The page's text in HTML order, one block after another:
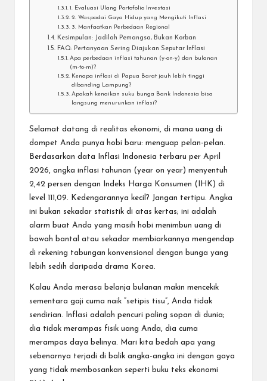
1. Evaluasi Ulang Portofolio Investasi
2. Waspadai Gaya Hidup yang Mengikuti Inflasi
3. Manfaatkan Perbedaan Regional
Kesimpulan: Jadilah Pemangsa, Bukan Korban
FAQ: Pertanyaan Sering Diajukan Seputar Inflasi
Apa perbedaan inflasi tahunan (y-on-y) dan bulanan
(m-to-m)?
Kenapa inflasi di Papua Barat jauh lebih tinggi
dibanding Lampung?
Apakah kenaikan suku bunga Bank Indonesia bisa
langsung menurunkan inflasi?
Selamat datang di realitas ekonomi, di mana uang di
dompet Anda punya hobi baru: menguap pelan-pelan.
Berdasarkan data
Inflasi Indonesia terbaru per April
2026, angka inflasi tahunan (year on year) menyentuh
2,42 persen dengan Indeks Harga Konsumen (IHK) di
level 111,09. Kedengarannya kecil? Jangan tertipu. Angka
ini bukan sekadar statistik di atas kertas; ini adalah
alarm buat Anda yang masih hobi menimbun uang di
bawah bantal atau sekadar membiarkannya mengendap
di rekening tabungan konvensional dengan bunga yang
lebih sedih daripada drama Korea.
Kalau Anda merasa belanja bulanan makin mencekik
sementara gaji cuma naik “setipis tisu”, Anda tidak
sendirian. Inflasi adalah pencuri paling sopan di dunia;
dia tidak merampas fisik uang Anda, dia cuma
merampas daya belinya. Mari kita bedah apa yang
sebenarnya terjadi di balik angka-angka ini dengan gaya
yang tidak membosankan seperti buku teks ekonomi